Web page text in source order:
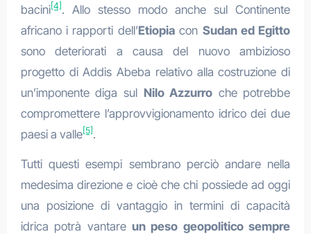
bacini[4] . Allo stesso modo anche sul Continente
africano i rapporti dell’Etiopiacon Sudan ed Egitto
sono deteriorati a causa del nuovo ambizioso
progetto di Addis Abeba relativo alla costruzione di
un’imponente diga sul Nilo Azzurro che potrebbe
compromettere l’approvvigionamento idrico dei due
paesi a valle[5] .
Tutti questi esempi sembrano perciò andare nella
medesima direzione e cioè che chi possiede ad oggi
una posizione di vantaggio in termini di capacità
idrica potrà vantare un peso geopolitico sempre